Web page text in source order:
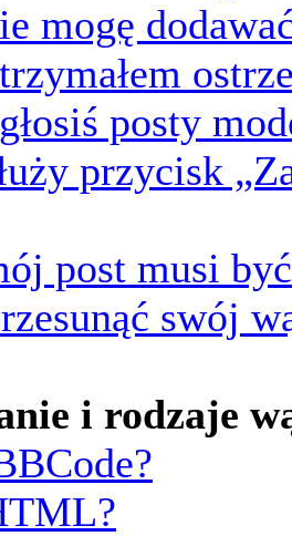
mogę
posty
przycisk
post musi
swój
i rodzaje